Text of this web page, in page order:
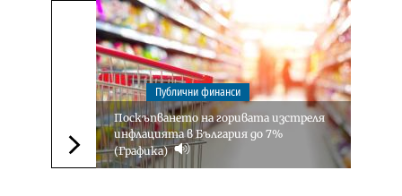
Следваща новина
Публични финанси
Поскъпването на горивата изстреля
инфлацията в България до 7%
(Графика)